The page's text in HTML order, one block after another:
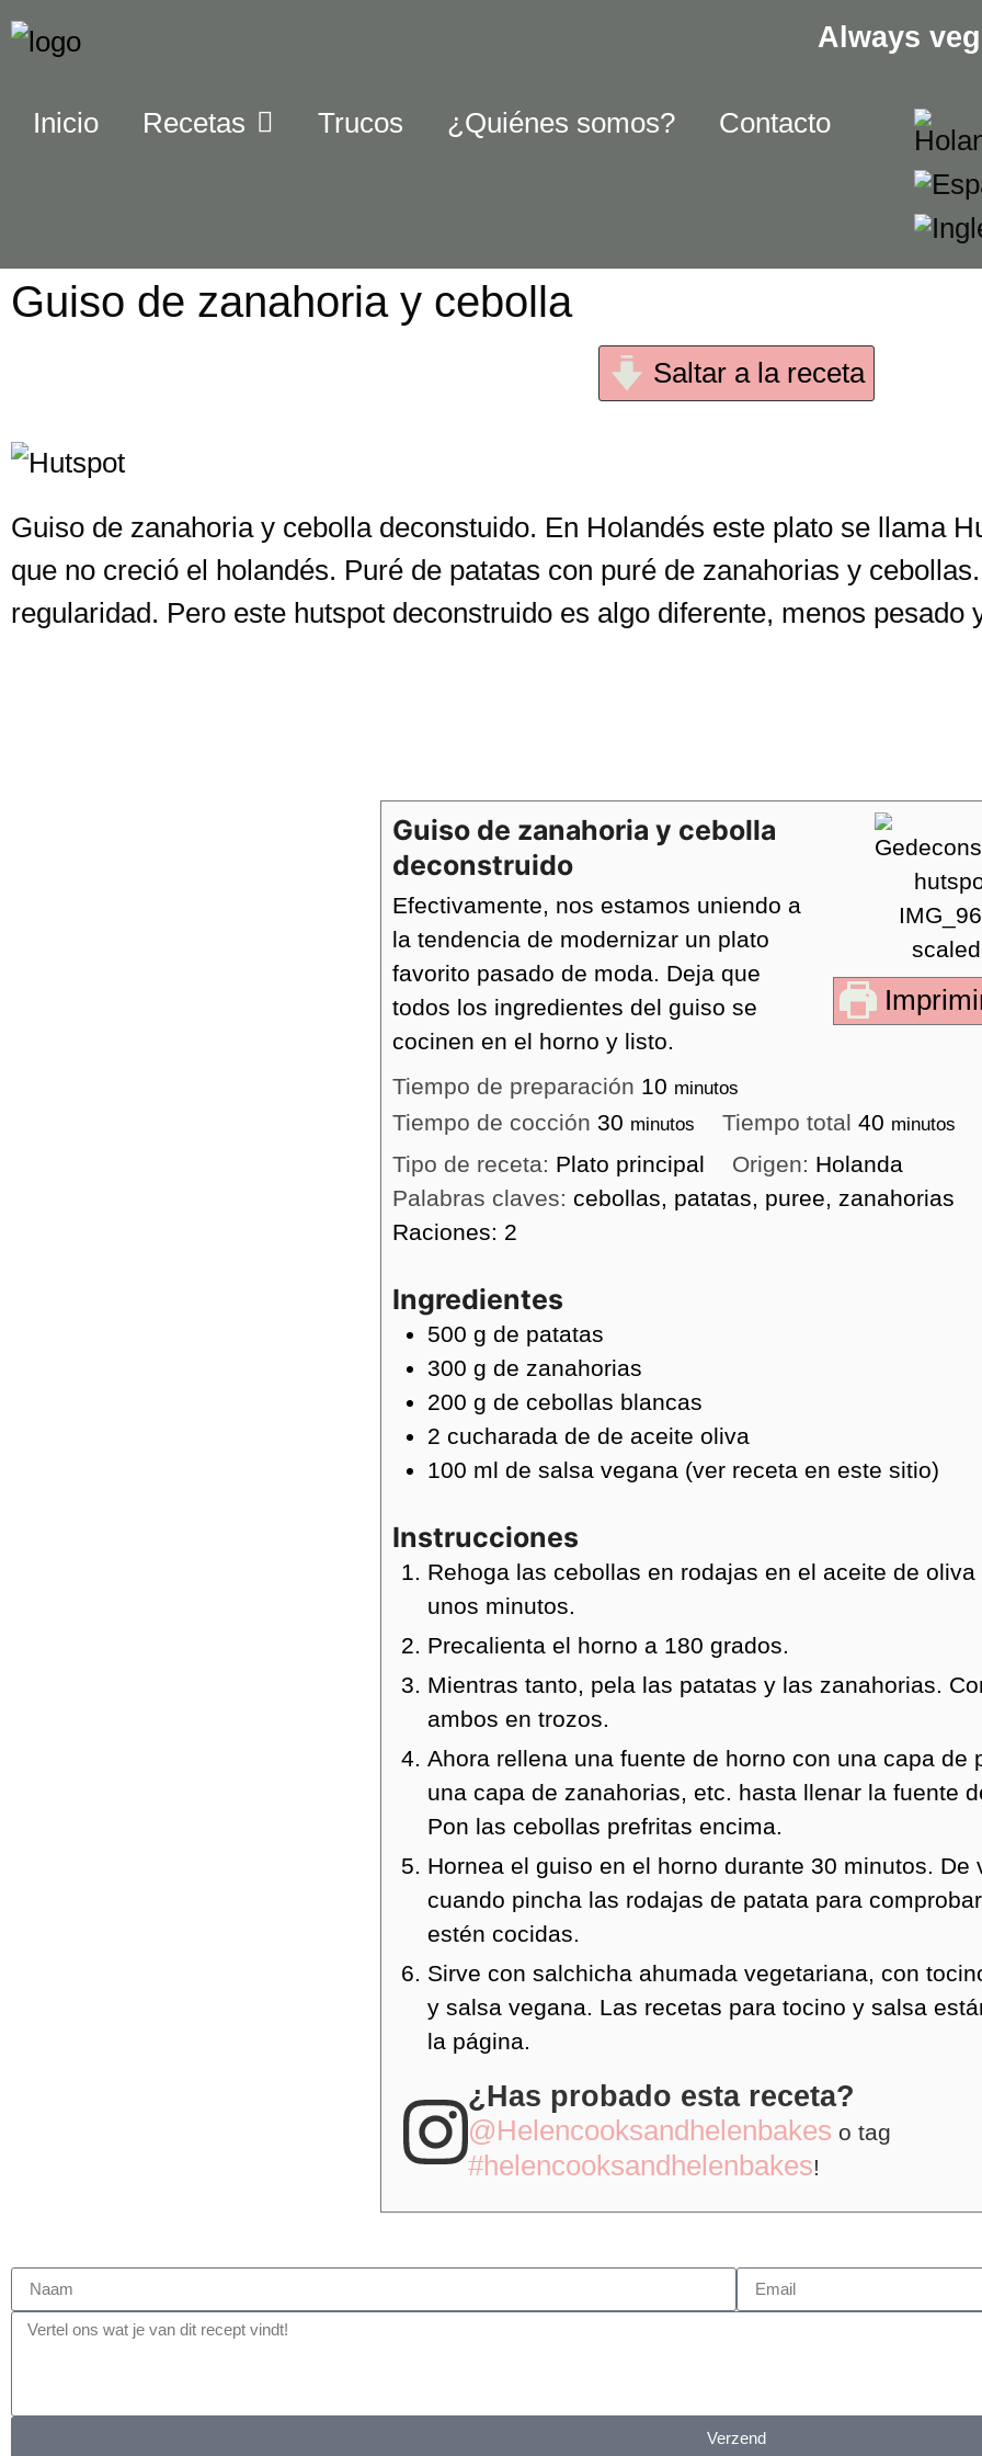
Always
Inicio Recetas Trucos ¿Quiénes somos? Contacto
Guiso de zanahoria y cebolla
Saltar a la receta
Guiso de zanahoria y cebolla deconstuido. En Holandés este plato se llama
que no creció el holandés. Puré de patatas con puré de zanahorias y
regularidad. Pero este hutspot deconstruido es algo diferente, menos pesado
Guiso de zanahoria y cebolla
deconstruido
Efectivamente, nos estamos uniendo a
la tendencia de modernizar un plato
favorito pasado de moda. Deja que
todos los ingredientes del guiso se
cocinen en el horno y listo.
Tiempo de preparación 10 minutos
Tiempo de cocción 30 minutos Tiempo total 40 minutos
Tipo de receta: Plato principal Origen: Holanda
Palabras claves: cebollas, patatas, puree, zanahorias
Raciones: 2
Ingredientes
500 g de patatas
300 g de zanahorias
200 g de cebollas blancas
2 cucharada de de aceite oliva
100 ml de salsa vegana (ver receta en este sitio)
Instrucciones
Rehoga las cebollas en rodajas en el aceite de oliva
unos minutos.
Precalienta el horno a 180 grados.
Mientras tanto, pela las patatas y las zanahorias.
ambos en trozos.
Ahora rellena una fuente de horno con una capa de
una capa de zanahorias, etc. hasta llenar la fuente
Pon las cebollas prefritas encima.
Hornea el guiso en el horno durante 30 minutos. De
cuando pincha las rodajas de patata para
estén cocidas.
Sirve con salchicha ahumada vegetariana, con
y salsa vegana. Las recetas para tocino y salsa
la página.
¿Has probado esta receta?
@Helencooksandhelenbakes o tag
#helencooksandhelenbakes!
Verzend